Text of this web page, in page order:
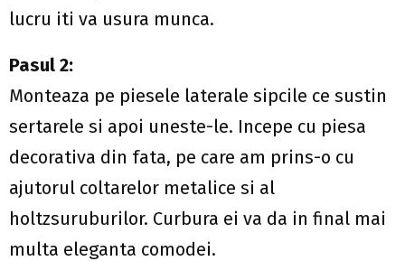
lucru iti va usura munca.
Pasul 2:
Monteaza pe piesele laterale sipcile ce sustin
sertarele si apoi uneste-le. Incepe cu piesa
decorativa din fata, pe care am prins-o cu
ajutorul coltarelor metalice si al
holtzsuruburilor. Curbura ei va da in final mai
multa eleganta comodei.